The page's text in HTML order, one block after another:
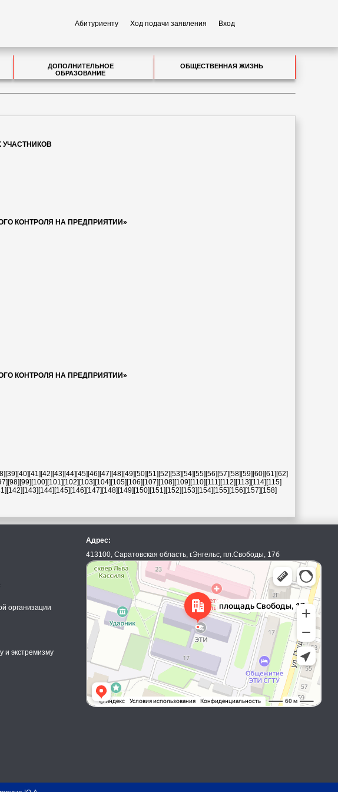
Абитуриенту Ход подачи заявления Вход
ДОПОЛНИТЕЛЬНОЕ
ОБРАЗОВАНИЕ
ОБЩЕСТВЕННАЯ ЖИЗНЬ
КОНТРОЛЯ НА ПРЕДПРИЯТИИ»
КОНТРОЛЯ НА ПРЕДПРИЯТИИ»
[39] [40] [41] [42] [43] [44] [45] [46] [47] [48] [49] [50] [51] [52] [53] [54] [55] [56] [57] [58] [59] [60] [61] [62]
[98] [99] [100] [101] [102] [103] [104] [105] [106] [107] [108] [109] [110] [111] [112] [113] [114] [115]
[142] [143] [144] [145] [146] [147] [148] [149] [150] [151] [152] [153] [154] [155] [156] [157] [158]
организации
и экстремизму
Адрес:
413100, Саратовская область, г.Энгельс, пл.Свободы, 17б